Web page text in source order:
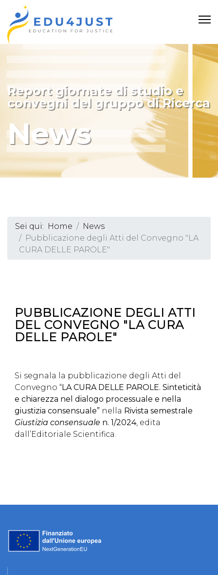
News
Report giornate di studio e
convegni del gruppo di Ricerca
Sei qui: Home
News
Pubblicazione degli Atti del Convegno "LA
CURA DELLE PAROLE"
PUBBLICAZIONE DEGLI ATTI
DEL CONVEGNO "LA CURA
DELLE PAROLE"
Si segnala la pubblicazione degli Atti del
Convegno “LA CURA DELLE PAROLE. Sinteticità
e chiarezza nel dialogo processuale e nella
giustizia consensuale” nella Rivista semestrale
Giustizia consensuale n. 1/2024, edita
dall’Editoriale Scientifica.